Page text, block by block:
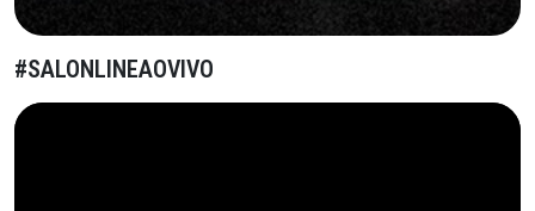
#SALONLINEAOVIVO